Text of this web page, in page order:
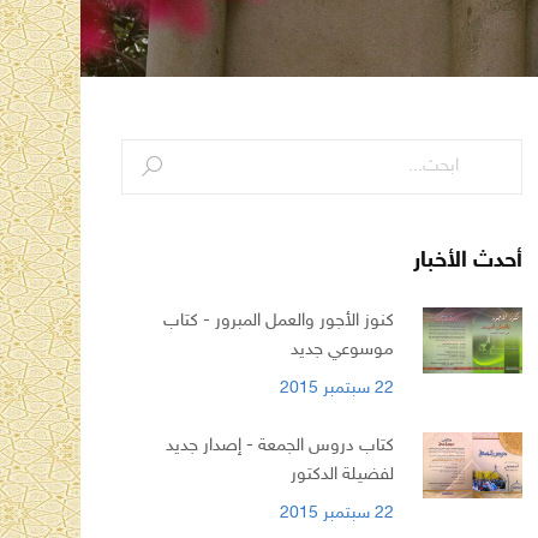
أحدث الأخبار
كنوز الأجور والعمل المبرور - كتاب
موسوعي جديد
22 سبتمبر 2015
كتاب دروس الجمعة - إصدار جديد
لفضيلة الدكتور
22 سبتمبر 2015